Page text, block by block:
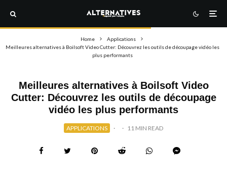
Home
Applications
Meilleures alternatives à Boilsoft Video Cutter: Découvrez les outils de découpage vidéo les
plus performants
Meilleures alternatives à Boilsoft Video
Cutter: Découvrez les outils de découpage
vidéo les plus performants
APPLICATIONS · · 11 MIN READ